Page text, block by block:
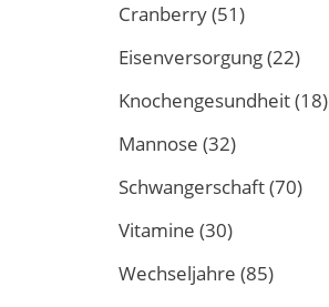
Cranberry(51)
Eisenversorgung(22)
Knochengesundheit(18)
Mannose (32)
Schwangerschaft(70)
Vitamine (30)
Wechseljahre (85)